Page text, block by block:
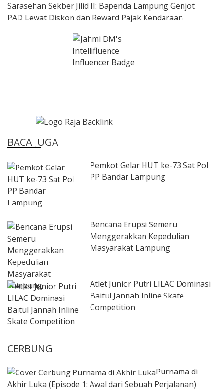
Sarasehan Sekber Jilid II: Bapenda Lampung Genjot
PAD Lewat Diskon dan Reward Pajak Kendaraan
BACA JUGA
Pemkot Gelar HUT ke-73 Sat Pol
PP Bandar Lampung
Bencana Erupsi Semeru
Menggerakkan Kepedulian
Masyarakat Lampung
Atlet Junior Putri LILAC Dominasi
Baitul Jannah Inline Skate
Competition
CERBUNG
Purnama di
Akhir Luka (Episode 1: Awal dari Sebuah Perjalanan)